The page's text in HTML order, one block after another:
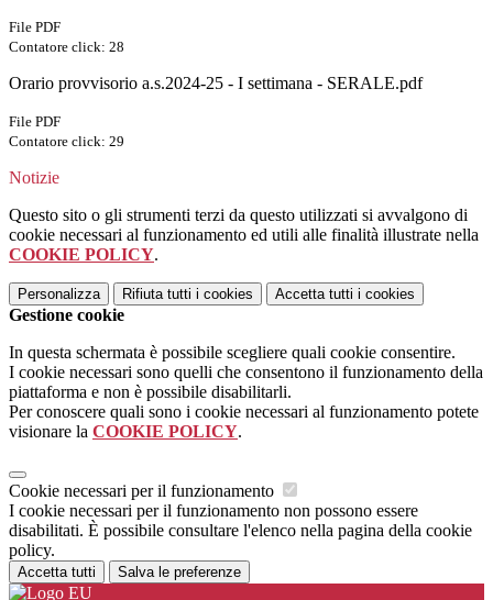
File PDF
Contatore click: 28
Orario provvisorio a.s.2024-25 - I settimana - SERALE.pdf
File PDF
Contatore click: 29
Notizie
Questo sito o gli strumenti terzi da questo utilizzati si avvalgono di
cookie necessari al funzionamento ed utili alle finalità illustrate nella
COOKIE POLICY.
Personalizza Rifiuta tutti i cookies Accetta tutti i cookies
Gestione cookie
In questa schermata è possibile scegliere quali cookie consentire.
I cookie necessari sono quelli che consentono il funzionamento della
piattaforma e non è possibile disabilitarli.
Per conoscere quali sono i cookie necessari al funzionamento potete
visionare la COOKIE POLICY.
Cookie necessari per il funzionamento
I cookie necessari per il funzionamento non possono essere
disabilitati. È possibile consultare l'elenco nella pagina della cookie
policy.
Accetta tutti Salva le preferenze